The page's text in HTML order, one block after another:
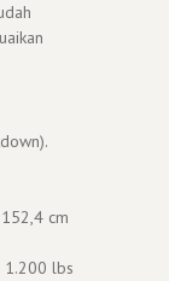
cm
1.200 lbs